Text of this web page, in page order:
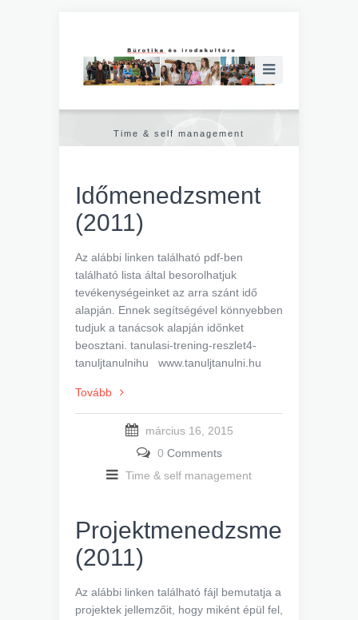
Time & self management
Időmenedzsment
(2011)
Az alábbi linken található pdf-ben
található lista által besorolhatjuk
tevékenységeinket az arra szánt idő
alapján. Ennek segítségével könnyebben
tudjuk a tanácsok alapján időnket
beosztani. tanulasi-trening-reszlet4-
tanuljtanulnihu www.tanuljtanulni.hu
Tovább
március 16, 2015
0 Comments
Time & self management
Projektmenedzsment
(2011)
Az alábbi linken található fájl bemutatja a
projektek jellemzőit, hogy miként épül fel,